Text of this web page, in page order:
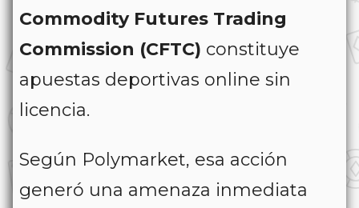
Commodity Futures Trading
Commission (CFTC) constituye
apuestas deportivas online sin
licencia.
Según Polymarket, esa acción
generó una amenaza inmediata